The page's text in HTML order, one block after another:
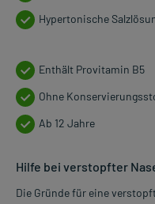
Hypertonische
Enthält Provitamin B5
Ohne
Ab 12 Jahre
Hilfe bei verstopfter
Die Gründe für eine